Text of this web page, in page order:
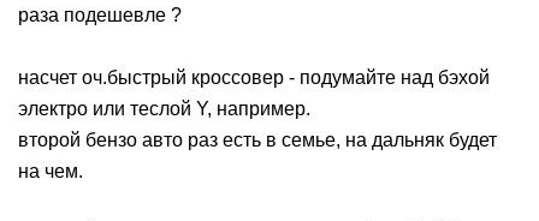
раза подешевле ?
насчет оч.быстрый кроссовер - подумайте над бэхой
электро или теслой Y, например.
второй бензо авто раз есть в семье, на дальняк будет
на чем.